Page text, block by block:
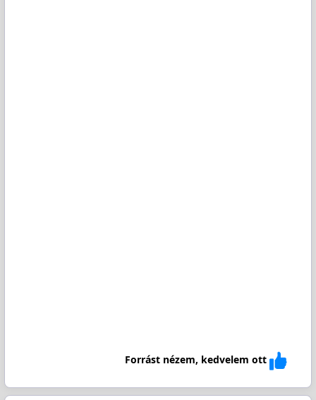
Forrást nézem, kedvelem ott